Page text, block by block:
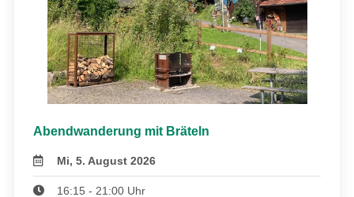
Abendwanderung mit Bräteln
Mi, 5. August 2026
16:15 - 21:00 Uhr